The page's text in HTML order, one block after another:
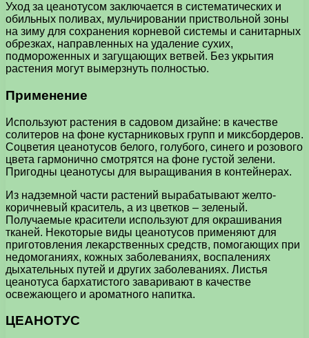
Уход за цеанотусом заключается в систематических и
обильных поливах, мульчировании приствольной зоны
на зиму для сохранения корневой системы и санитарных
обрезках, направленных на удаление сухих,
подмороженных и загущающих ветвей. Без укрытия
растения могут вымерзнуть полностью.
Применение
Используют растения в садовом дизайне: в качестве
солитеров на фоне кустарниковых групп и миксбордеров.
Соцветия цеанотусов белого, голубого, синего и розового
цвета гармонично смотрятся на фоне густой зелени.
Пригодны цеанотусы для выращивания в контейнерах.
Из надземной части растений вырабатывают желто-
коричневый краситель, а из цветков – зеленый.
Получаемые красители используют для окрашивания
тканей. Некоторые виды цеанотусов применяют для
приготовления лекарственных средств, помогающих при
недомоганиях, кожных заболеваниях, воспалениях
дыхательных путей и других заболеваниях. Листья
цеанотуса бархатистого заваривают в качестве
освежающего и ароматного напитка.
ЦЕАНОТУС